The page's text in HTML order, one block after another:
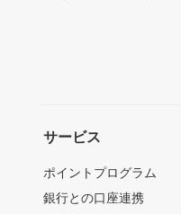
サービス
ポイントプログラム
銀行との口座連携